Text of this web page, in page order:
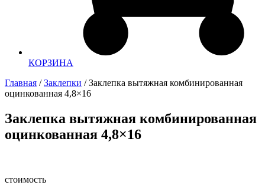
КОРЗИНА
Главная /Заклепки / Заклепка вытяжная комбинированная
оцинкованная 4,8×16
Заклепка вытяжная комбинированная
оцинкованная 4,8×16
стоимость